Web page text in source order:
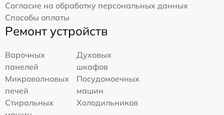
Согласие на обработку персональных данных
Способы оплаты
Ремонт устройств
Варочных
панелей
Духовых
шкафов
Микроволновых
печей
Посудомоечных
машин
Стиральных
Холодильников